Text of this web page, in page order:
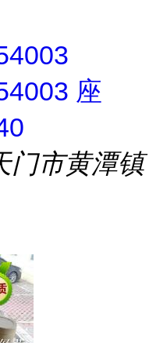
座
门市黄潭镇